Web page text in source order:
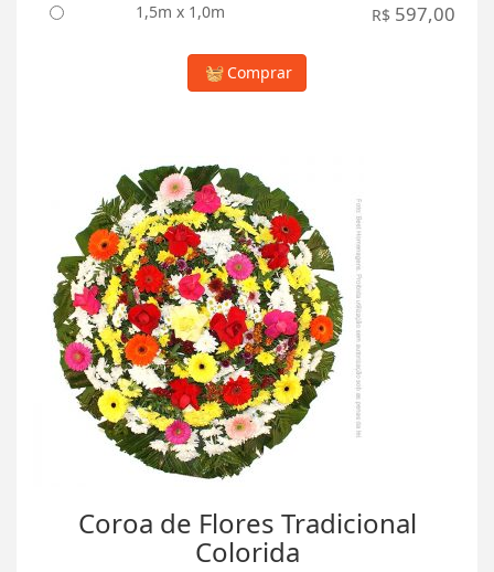
1,5m x 1,0m R$ 597,00
Comprar
Coroa de Flores Tradicional
Colorida